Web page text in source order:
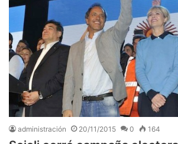
administración 20/11/2015 0 164